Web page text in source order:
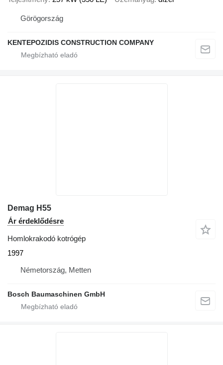
Görögország
KENTEPOZIDIS CONSTRUCTION COMPANY
Demag H55
Ár érdeklődésre
Homlokrakodó kotrógép
1997
Németország, Metten
Bosch Baumaschinen GmbH